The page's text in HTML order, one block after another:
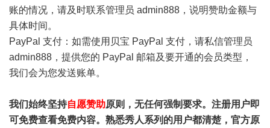
账的情况，请及时联系管理员 admin888，说明赞助金额与
具体时间。
PayPal 支付：如需使用贝宝 PayPal 支付，请私信管理员
admin888，提供您的 PayPal 邮箱及要开通的会员类型，
我们会为您发送账单。
我们始终坚持自愿赞助原则，无任何强制要求。注册用户即
可免费查看免费内容。熟悉秀人系列的用户都清楚，官方原